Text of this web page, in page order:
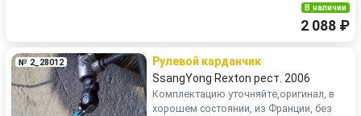
В наличии
2 088 ₽
№ 2_28012
Рулевой карданчик
SsangYong Rexton рест. 2006
Комплектацию уточняйте,оригинал, в
хорошем состоянии, из Франции, без